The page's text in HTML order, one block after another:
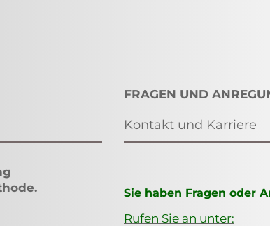
.
FRAGEN UND
Kontakt und Karriere
Sie haben Fragen oder
Rufen Sie an unter: